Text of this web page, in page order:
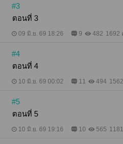
#3
ตอนที่ 3
09 มิ.ย. 69 18:26 9 482 1692
#4
ตอนที่ 4
10 มิ.ย. 69 00:02 11 494
#5
ตอนที่ 5
10 มิ.ย. 69 19:16 10 565